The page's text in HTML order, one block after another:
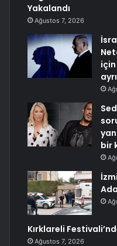
Yakalandı
Ağustos 7, 2026
bir
Kırklareli
Ağustos 7, 2026